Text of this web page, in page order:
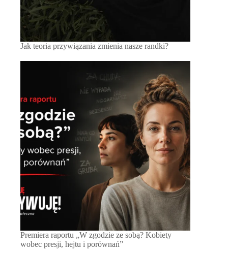
Jak teoria przywiązania zmienia nasze randki?
Premiera raportu „W zgodzie ze sobą? Kobiety
wobec presji, hejtu i porównań”